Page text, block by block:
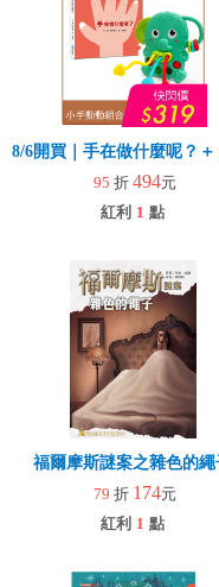
8/6開買｜手在做什麼呢？
95 折 494元
紅利 1 點
福爾摩斯謎案之雜色的繩
79 折 174元
紅利 1 點